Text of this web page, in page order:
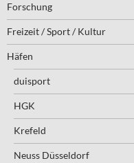
Forschung
Freizeit / Sport / Kultur
Häfen
duisport
HGK
Krefeld
Neuss Düsseldorf